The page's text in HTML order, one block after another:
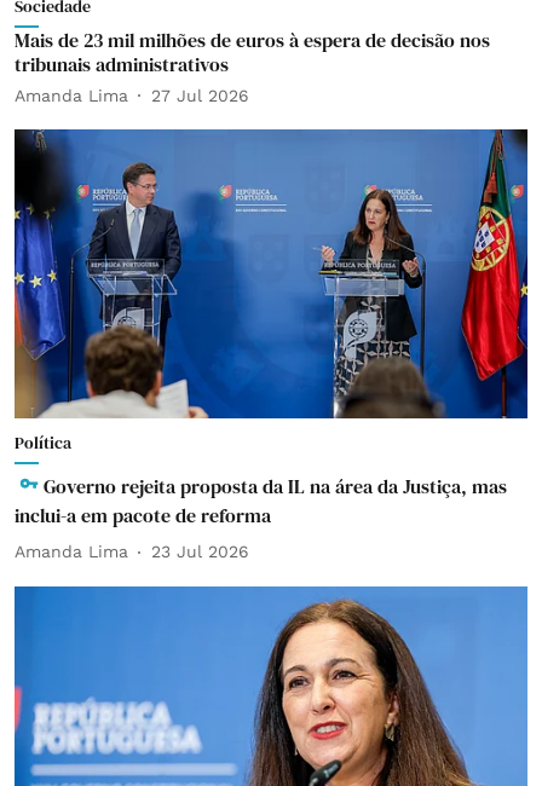
Sociedade
Mais de 23 mil milhões de euros à espera de decisão nos
tribunais administrativos
Amanda Lima 27 Jul 2026
Política
Governo rejeita proposta da IL na área da Justiça, mas
inclui-a em pacote de reforma
Amanda Lima 23 Jul 2026